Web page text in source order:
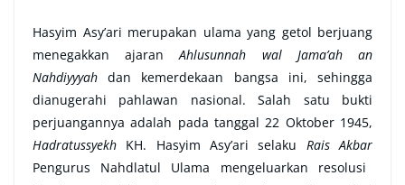
Hasyim Asy’ari merupakan ulama yang getol berjuang
menegakkan ajaranAhlusunnah wal Jama’ah an
Nahdiyyyah dan kemerdekaan bangsa ini, sehingga
dianugerahi pahlawan nasional. Salah satu bukti
perjuangannya adalah pada tanggal 22 Oktober 1945,
Hadratussyekh KH. Hasyim Asy’ari selaku Rais Akbar
Pengurus Nahdlatul Ulama mengeluarkan resolusi